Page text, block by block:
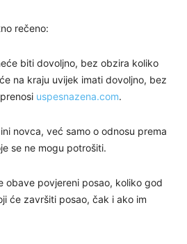
rečeno:
biti dovoljno, bez obzira koliko
na kraju uvijek imati dovoljno, bez
uspesnazena.com.
novca, već samo o odnosu prema
se ne mogu potrošiti.
obave povjereni posao, koliko god
će završiti posao, čak i ako im